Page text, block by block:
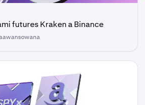
futures Kraken a Binance